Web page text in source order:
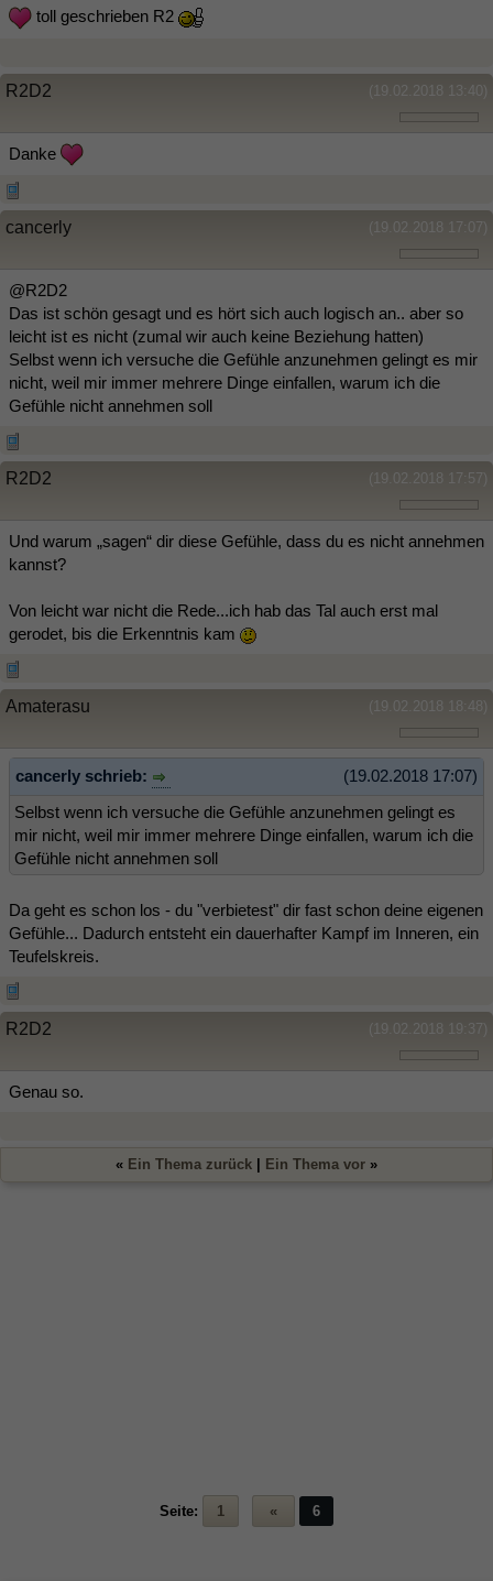
toll geschrieben R2
(19.02.2018 13:40)
R2D2
Danke
(19.02.2018 17:07)
cancerly
@R2D2
Das ist schön gesagt und es hört sich auch logisch an.. aber so
leicht ist es nicht (zumal wir auch keine Beziehung hatten)
Selbst wenn ich versuche die Gefühle anzunehmen gelingt es mir
nicht, weil mir immer mehrere Dinge einfallen, warum ich die
Gefühle nicht annehmen soll
(19.02.2018 17:57)
R2D2
Und warum „sagen“ dir diese Gefühle, dass du es nicht annehmen
kannst?
Von leicht war nicht die Rede...ich hab das Tal auch erst mal
gerodet, bis die Erkenntnis kam
(19.02.2018 18:48)
Amaterasu
(19.02.2018 17:07)
cancerly schrieb:
Selbst wenn ich versuche die Gefühle anzunehmen gelingt es
mir nicht, weil mir immer mehrere Dinge einfallen, warum ich die
Gefühle nicht annehmen soll
Da geht es schon los - du "verbietest" dir fast schon deine eigenen
Gefühle... Dadurch entsteht ein dauerhafter Kampf im Inneren, ein
Teufelskreis.
(19.02.2018 19:37)
R2D2
Genau so.
« Ein Thema zurück | Ein Thema vor »
Seite: 1 « 6